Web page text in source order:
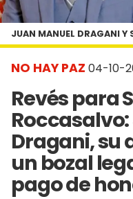
NO HAY PAZ 04-10-
Revés para
Dragani, su
un bozal
pago de
JUAN MANUEL DRAGANI Y